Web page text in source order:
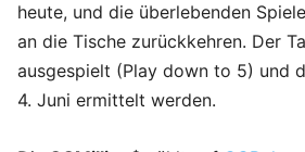
heute, und die überlebenden
an die Tische zurückkehren. Der
ausgespielt (Play down to 5) und
4. Juni ermittelt werden.